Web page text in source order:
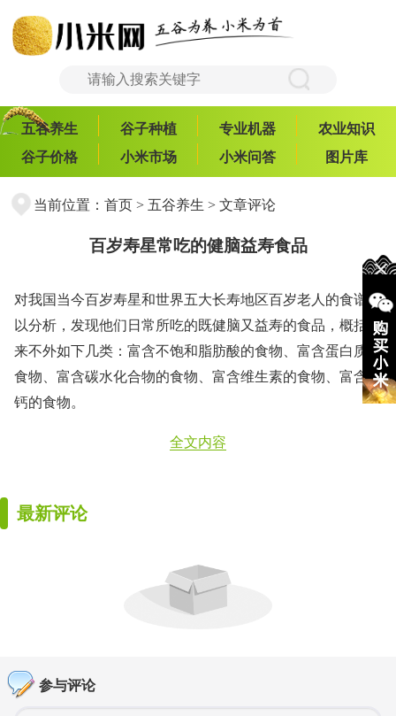
五谷养生 谷子种植 专业机器
农业知识
谷子价格
小米市场 小米问答 图片库
当前位置： 首页> 五谷养生 > 文章评论
百岁寿星常吃的健脑益寿食品
对我国当今百岁寿星和世界五大长寿地区百岁老人的食谱加
以分析，发现他们日常所吃的既健脑又益寿的食品，概括起
来不外如下几类：富含不饱和脂肪酸的食物、富含蛋白质的
食物、富含碳水化合物的食物、富含维生素的食物、富含锌
钙的食物。
全文内容
最新评论
参与评论